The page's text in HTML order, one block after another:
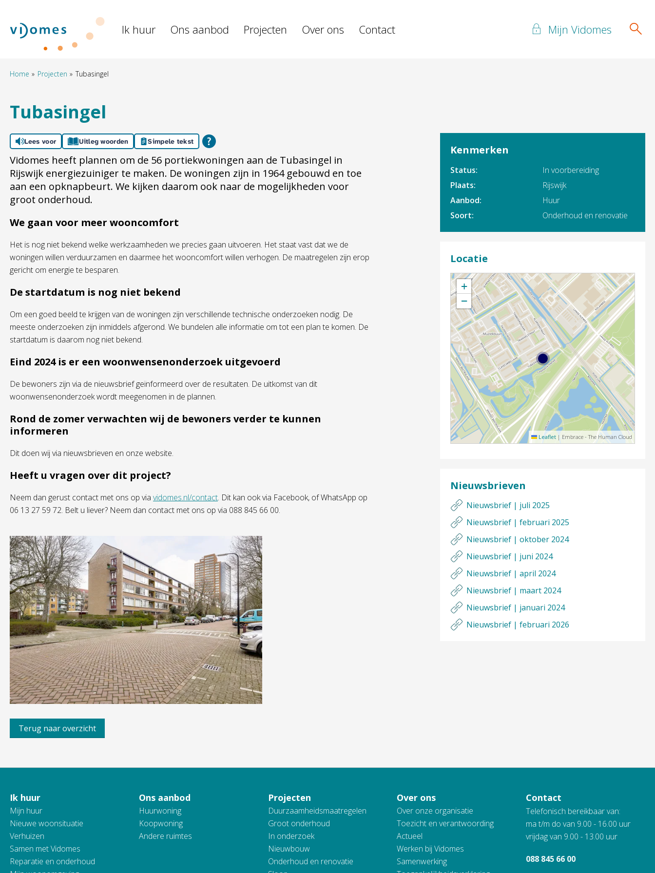
Naar hoofdinhoud
Naar hoofdnavigatiemenu
Naar zoeken
Naar de homepage Ik huur Ons aanbod Projecten Over ons Contact Mijn Vidomes
Home Projecten Tubasingel
Tubasingel
Lees voor Uitleg woorden Simpele tekst
Vidomes heeft plannen om de 56 portiekwoningen aan de Tubasingel in
Rijswijk energiezuiniger te maken. De woningen zijn in 1964 gebouwd en toe
aan een opknapbeurt. We kijken daarom ook naar de mogelijkheden voor
groot onderhoud.
We gaan voor meer wooncomfort
Het is nog niet bekend welke werkzaamheden we precies gaan uitvoeren. Het staat vast dat we de
woningen willen verduurzamen en daarmee het wooncomfort willen verhogen. De maatregelen zijn erop
gericht om energie te besparen.
De startdatum is nog niet bekend
Om een goed beeld te krijgen van de woningen zijn verschillende technische onderzoeken nodig. De
meeste onderzoeken zijn inmiddels afgerond. We bundelen alle informatie om tot een plan te komen. De
startdatum is daarom nog niet bekend.
Eind 2024 is er een woonwensenonderzoek uitgevoerd
De bewoners zijn via de nieuwsbrief geïnformeerd over de resultaten. De uitkomst van dit
woonwensenonderzoek wordt meegenomen in de plannen.
Rond de zomer verwachten wij de bewoners verder te kunnen
informeren
Dit doen wij via nieuwsbrieven en onze website.
Heeft u vragen over dit project?
Neem dan gerust contact met ons op via vidomes.nl/contact. Dit kan ook via Facebook, of WhatsApp op
06 13 27 59 72. Belt u liever? Neem dan contact met ons op via 088 845 66 00.
Terug naar overzicht
Kenmerken
Status:
In voorbereiding
Plaats:
Rijswijk
Aanbod:
Huur
Soort:
Onderhoud en renovatie
Locatie
+
−
Leaflet | Embrace - The Human Cloud
Nieuwsbrieven
Nieuwsbrief | juli 2025
Nieuwsbrief | februari 2025
Nieuwsbrief | oktober 2024
Nieuwsbrief | juni 2024
Nieuwsbrief | april 2024
Nieuwsbrief | maart 2024
Nieuwsbrief | januari 2024
Nieuwsbrief | februari 2026
Contactinformatie
Ik huur
Mijn huur
Nieuwe woonsituatie
Verhuizen
Samen met Vidomes
Reparatie en onderhoud
Ons aanbod
Huurwoning
Koopwoning
Andere ruimtes
Projecten
Duurzaamheidsmaatregelen
Groot onderhoud
In onderzoek
Nieuwbouw
Onderhoud en renovatie
Over ons
Over onze organisatie
Toezicht en verantwoording
Actueel
Werken bij Vidomes
Samenwerking
Contact
Telefonisch bereikbaar van:
ma t/m do van 9.00 - 16.00 uur
vrijdag van 9.00 - 13.00 uur
088 845 66 00